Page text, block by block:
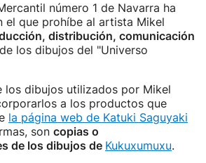
número 1 de Navarra ha
el que prohíbe al artista Mikel
distribución, comunicación
de los dibujos del "Universo
los dibujos utilizados por Mikel
a los productos que
la página web de Katuki Saguyaki
son copias o
de los dibujos de Kukuxumuxu.